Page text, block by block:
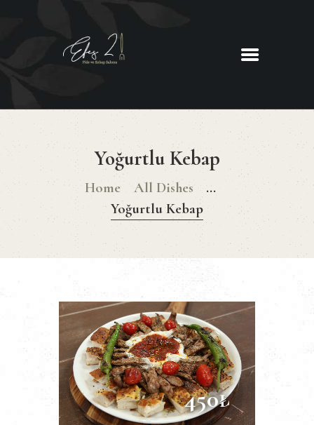
Yoğurtlu Kebap
Home All Dishes
...
Yoğurtlu Kebap
EFES 2
İLETIŞIM
450₺